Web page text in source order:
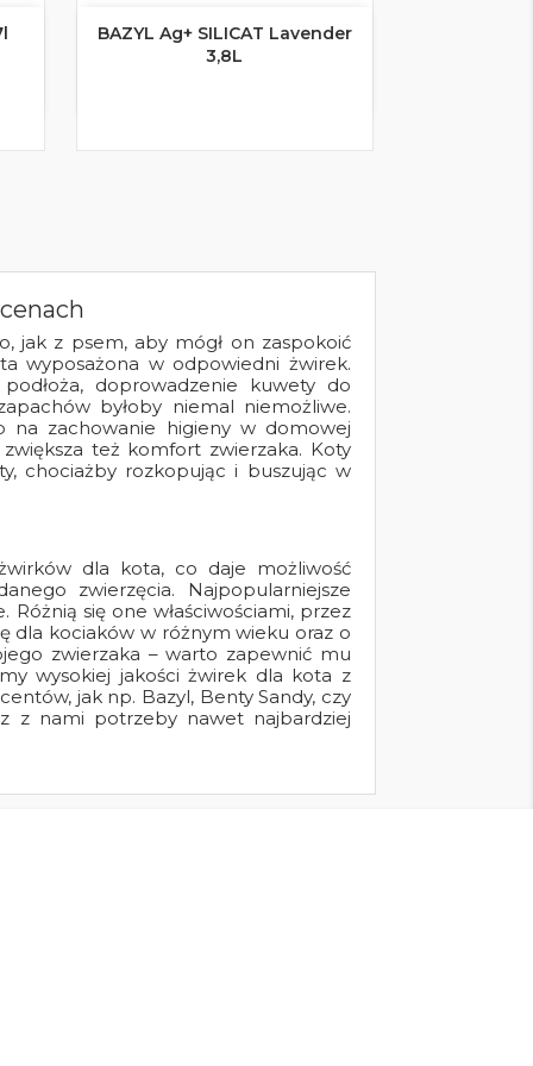
BAZYL Ag+ SILICAT Lavender
3,8L
Szybki podgląd
jak z psem, aby mógł on zaspokoić
wyposażona w odpowiedni żwirek.
doprowadzenie kuwety do
byłoby niemal niemożliwe.
na zachowanie higieny w domowej
też komfort zwierzaka. Koty
chociażby rozkopując i buszując w
dla kota, co daje możliwość
zwierzęcia. Najpopularniejsze
się one właściwościami, przez
dla kociaków w różnym wieku oraz o
zwierzaka – warto zapewnić mu
wysokiej jakości żwirek dla kota z
jak np. Bazyl, Benty Sandy, czy
z nami potrzeby nawet najbardziej